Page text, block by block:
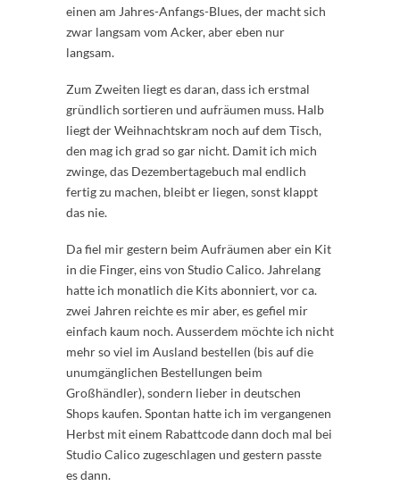
einen am Jahres-Anfangs-Blues, der macht sich
zwar langsam vom Acker, aber eben nur
langsam.
Zum Zweiten liegt es daran, dass ich erstmal
gründlich sortieren und aufräumen muss. Halb
liegt der Weihnachtskram noch auf dem Tisch,
den mag ich grad so gar nicht. Damit ich mich
zwinge, das Dezembertagebuch mal endlich
fertig zu machen, bleibt er liegen, sonst klappt
das nie.
Da fiel mir gestern beim Aufräumen aber ein Kit
in die Finger, eins von Studio Calico. Jahrelang
hatte ich monatlich die Kits abonniert, vor ca.
zwei Jahren reichte es mir aber, es gefiel mir
einfach kaum noch. Ausserdem möchte ich nicht
mehr so viel im Ausland bestellen (bis auf die
unumgänglichen Bestellungen beim
Großhändler), sondern lieber in deutschen
Shops kaufen. Spontan hatte ich im vergangenen
Herbst mit einem Rabattcode dann doch mal bei
Studio Calico zugeschlagen und gestern passte
es dann.